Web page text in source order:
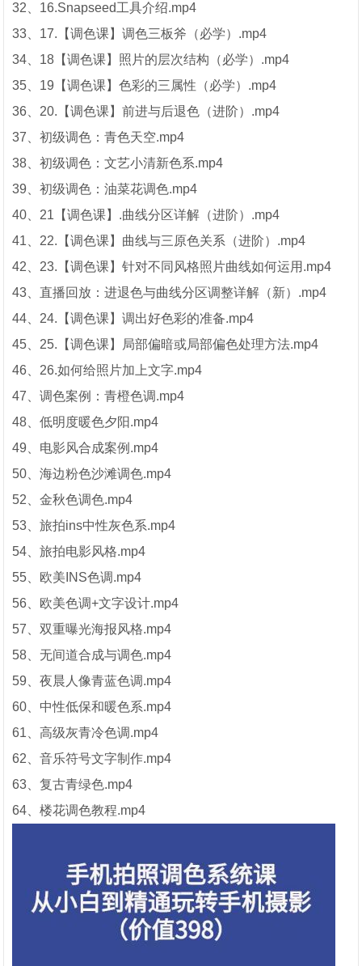
32、16.Snapseed工具介绍.mp4
33、17.【调色课】调色三板斧（必学）.mp4
34、18【调色课】照片的层次结构（必学）.mp4
35、19【调色课】色彩的三属性（必学）.mp4
36、20.【调色课】前进与后退色（进阶）.mp4
37、初级调色：青色天空.mp4
38、初级调色：文艺小清新色系.mp4
39、初级调色：油菜花调色.mp4
40、21【调色课】.曲线分区详解（进阶）.mp4
41、22.【调色课】曲线与三原色关系（进阶）.mp4
42、23.【调色课】针对不同风格照片曲线如何运用.mp4
43、直播回放：进退色与曲线分区调整详解（新）.mp4
44、24.【调色课】调出好色彩的准备.mp4
45、25.【调色课】局部偏暗或局部偏色处理方法.mp4
46、26.如何给照片加上文字.mp4
47、调色案例：青橙色调.mp4
48、低明度暖色夕阳.mp4
49、电影风合成案例.mp4
50、海边粉色沙滩调色.mp4
52、金秋色调色.mp4
53、旅拍ins中性灰色系.mp4
54、旅拍电影风格.mp4
55、欧美INS色调.mp4
56、欧美色调+文字设计.mp4
57、双重曝光海报风格.mp4
58、无间道合成与调色.mp4
59、夜晨人像青蓝色调.mp4
60、中性低保和暖色系.mp4
61、高级灰青冷色调.mp4
62、音乐符号文字制作.mp4
63、复古青绿色.mp4
64、楼花调色教程.mp4